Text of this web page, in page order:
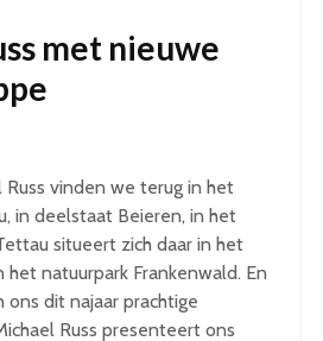
met nieuwe
vinden we terug in het
in deelstaat Beieren, in het
situeert zich daar in het
natuurpark Frankenwald. En
ons dit najaar prachtige
Russ presenteert ons